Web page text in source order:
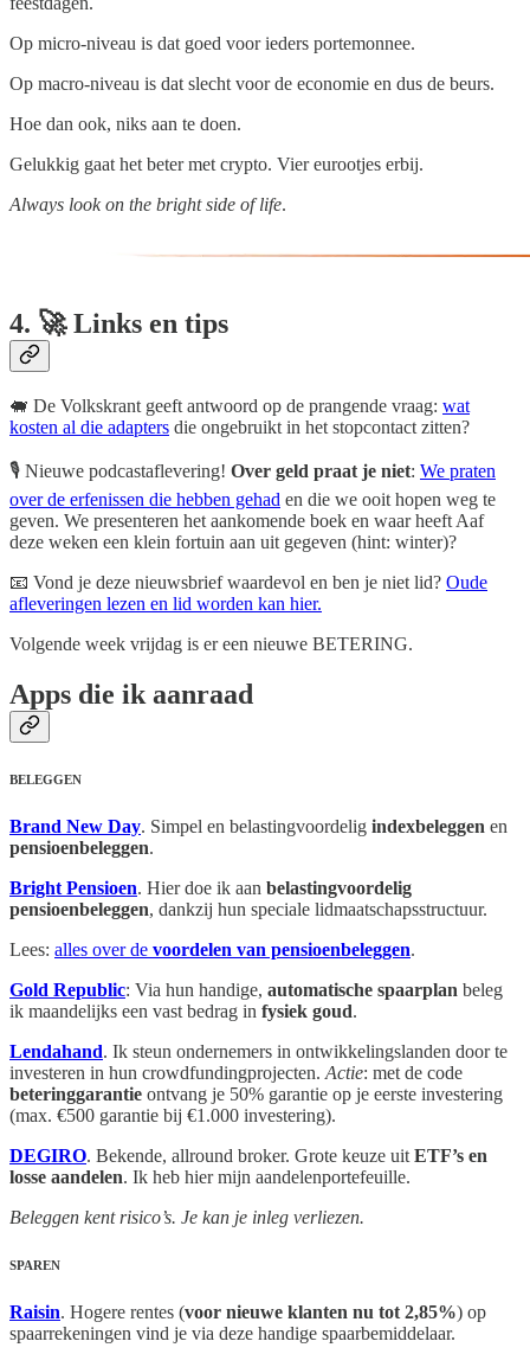
Op micro-niveau is dat goed voor ieders portemonnee.
Op macro-niveau is dat slecht voor de economie en dus de beurs.
Hoe dan ook, niks aan te doen.
Gelukkig gaat het beter met crypto. Vier eurootjes erbij.
Always look on the bright side of life.
4. 🚀 Links en tips
🐖 De Volkskrant geeft antwoord op de prangende vraag: wat
kosten al die adapters die ongebruikt in het stopcontact zitten?
🎙️ Nieuwe podcastaflevering! Over geld praat je niet: We praten
over de erfenissen die hebben gehad en die we ooit hopen weg te
geven. We presenteren het aankomende boek en waar heeft Aaf
deze weken een klein fortuin aan uit gegeven (hint: winter)?
📧 Vond je deze nieuwsbrief waardevol en ben je niet lid? Oude
afleveringen lezen en lid worden kan hier.
Volgende week vrijdag is er een nieuwe BETERING.
Apps die ik aanraad
BELEGGEN
Brand New Day. Simpel en belastingvoordelig indexbeleggen en
pensioenbeleggen.
Bright Pensioen. Hier doe ik aan belastingvoordelig
pensioenbeleggen, dankzij hun speciale lidmaatschapsstructuur.
Lees: alles over de voordelen van pensioenbeleggen.
Gold Republic: Via hun handige, automatische spaarplan beleg
ik maandelijks een vast bedrag in fysiek goud.
Lendahand. Ik steun ondernemers in ontwikkelingslanden door te
investeren in hun crowdfundingprojecten. Actie: met de code
beteringgarantie ontvang je 50% garantie op je eerste investering
(max. €500 garantie bij €1.000 investering).
DEGIRO. Bekende, allround broker. Grote keuze uit ETF’s en
losse aandelen. Ik heb hier mijn aandelenportefeuille.
Beleggen kent risico’s. Je kan je inleg verliezen.
SPAREN
Raisin. Hogere rentes (voor nieuwe klanten nu tot 2,85%) op
spaarrekeningen vind je via deze handige spaarbemiddelaar.